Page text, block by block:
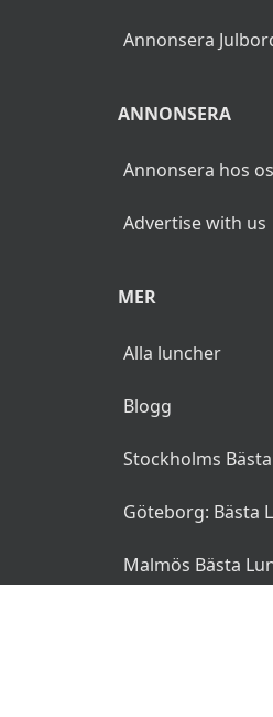
Annonsera
ANNONSERA
Annonsera hos
Advertise with us
MER
Alla luncher
Blogg
Stockholms
Göteborg: Bästa
Malmös Bästa